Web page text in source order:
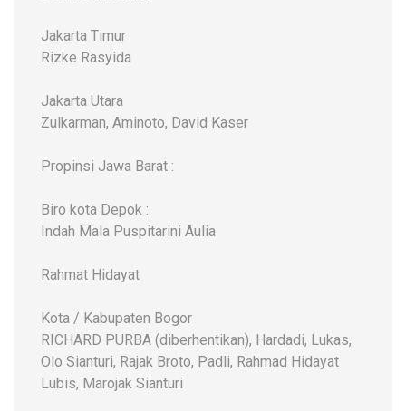
Jakarta Timur
Rizke Rasyida
Jakarta Utara
Zulkarman, Aminoto, David Kaser
Propinsi Jawa Barat :
Biro kota Depok :
Indah Mala Puspitarini Aulia
Rahmat Hidayat
Kota / Kabupaten Bogor
RICHARD PURBA (diberhentikan), Hardadi, Lukas,
Olo Sianturi, Rajak Broto, Padli, Rahmad Hidayat
Lubis, Marojak Sianturi